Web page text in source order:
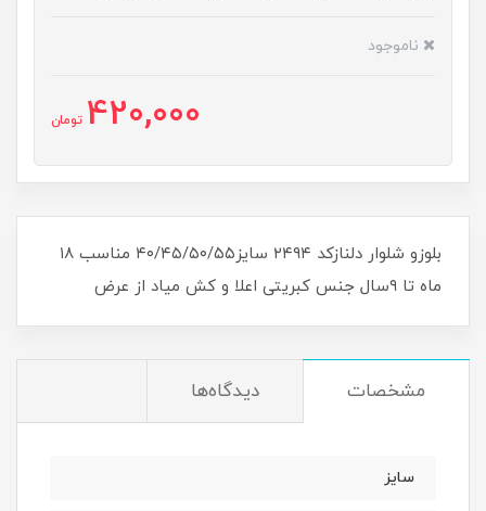
ناموجود
420,000 تومان
بلوزو شلوار دلنازکد ۲۴۹۴ سایز۴۰/۴۵/۵۰/۵۵ مناسب ۱۸
ماه تا ۹سال جنس کبریتی اعلا و کش میاد از عرض
مشخصات دیدگاه‌ها
سایز